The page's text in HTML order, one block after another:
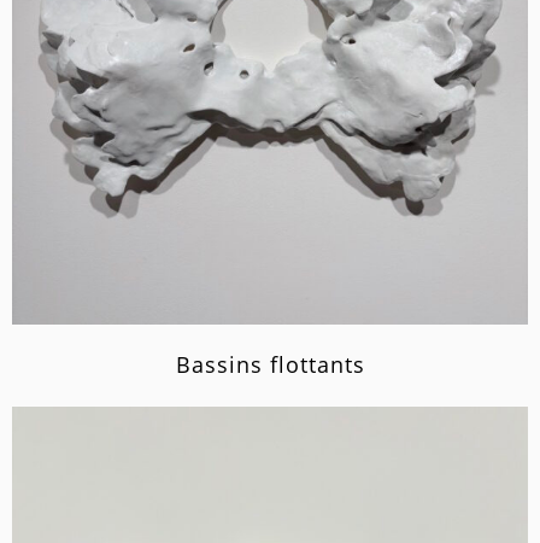
Bassins flottants